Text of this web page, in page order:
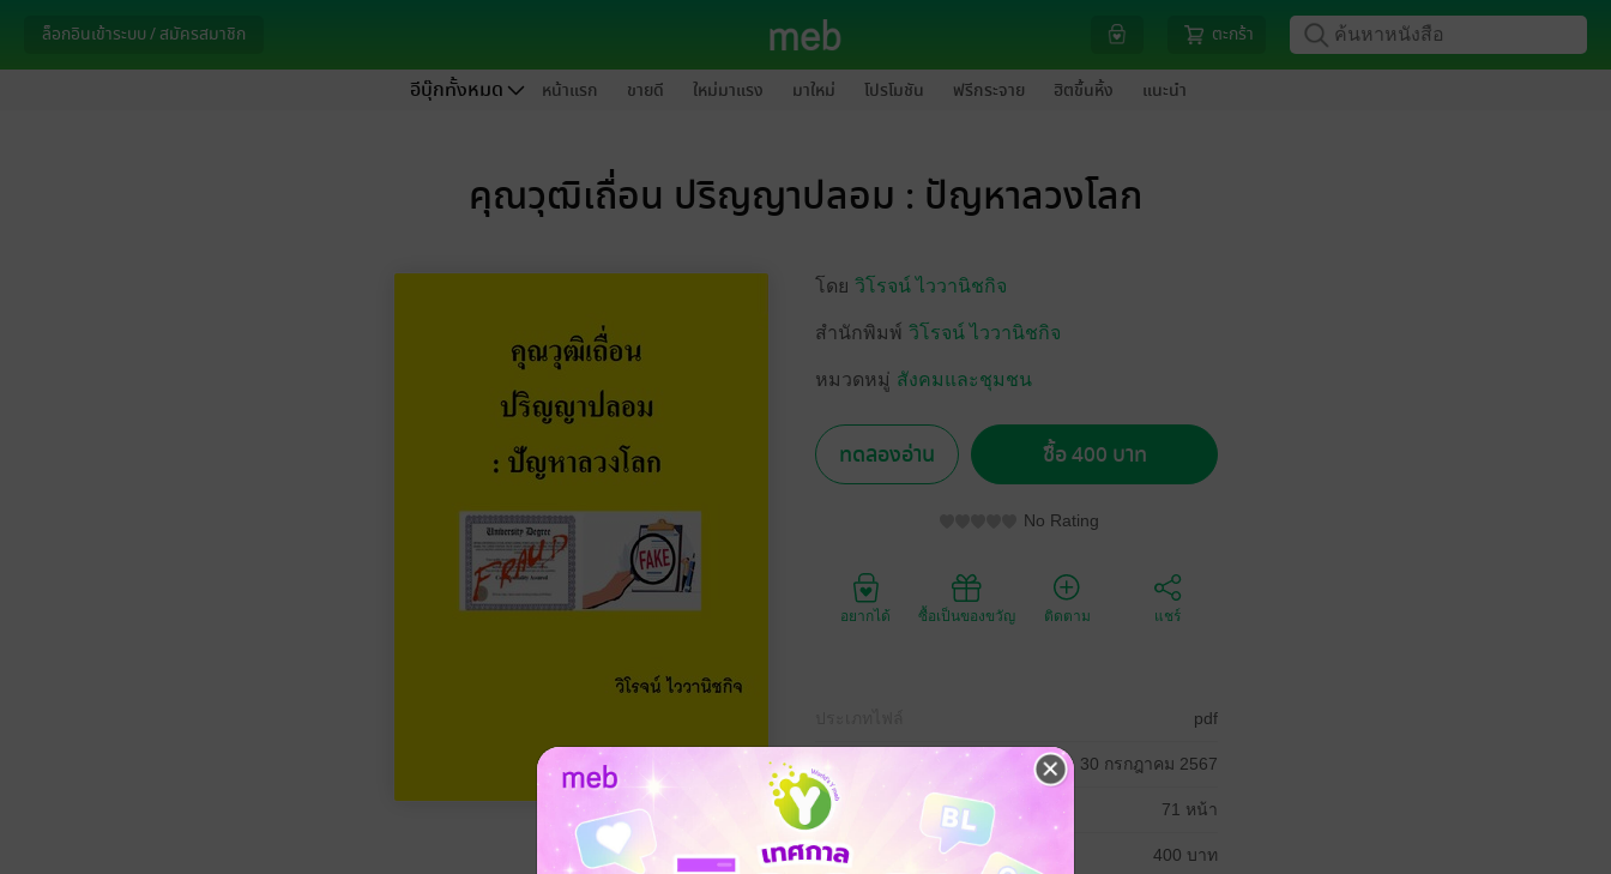
ล็อกอินเข้าระบบ / สมัครสมาชิก ตะกร้า
อีบุ๊กทั้งหมด หน้าแรก ขายดี ใหม่มาแรง มาใหม่ โปรโมชัน ฟรีกระจาย ฮิตขึ้นหิ้ง แนะนำ
คุณวุฒิเถื่อน ปริญญาปลอม : ปัญหาลวงโลก
โดย วิโรจน์ ไววานิชกิจ
สำนักพิมพ์ วิโรจน์ ไววานิชกิจ
หมวดหมู่ สังคมและชุมชน
ทดลองอ่าน ซื้อ 400 บาท
No Rating
อยากได้ ซื้อเป็นของขวัญ ติดตาม แชร์
pdf
วันที่วางขาย 30 กรกฎาคม 2567
ความยาว 71 หน้า
ราคาปก 400 บาท